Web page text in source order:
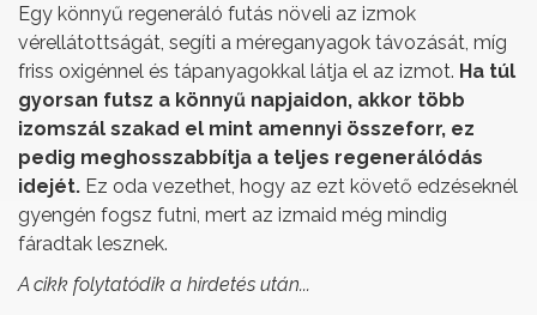
Egy könnyű regeneráló futás növeli az izmok
vérellátottságát, segíti a méreganyagok távozását, míg
friss oxigénnel és tápanyagokkal látja el az izmot. Ha túl
gyorsan futsz a könnyű napjaidon, akkor több
izomszál szakad el mint amennyi összeforr, ez
pedig meghosszabbítja a teljes regenerálódás
idejét. Ez oda vezethet, hogy az ezt követő edzéseknél
gyengén fogsz futni, mert az izmaid még mindig
fáradtak lesznek.
A cikk folytatódik a hirdetés után...